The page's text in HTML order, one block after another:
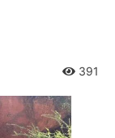
391